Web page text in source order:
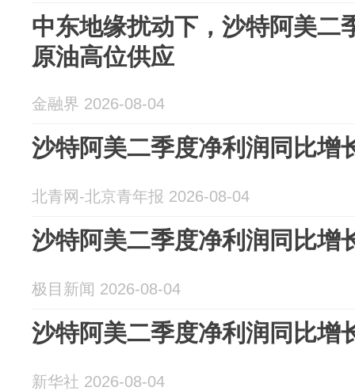
中东地缘扰动下，沙特阿美二
原油高位供应
金融界 2026-08-04
沙特阿美二季度净利润同比增
北青网-北京青年报 2026-08-04
沙特阿美二季度净利润同比增
极目新闻 2026-08-04
沙特阿美二季度净利润同比增
新华社 2026-08-04